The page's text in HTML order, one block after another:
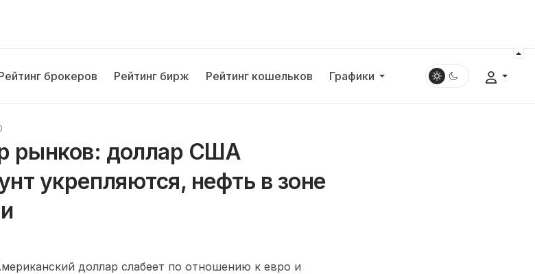
брокеров Рейтинг бирж Рейтинг кошельков Графики
рынков: доллар США
укрепляются, нефть в зоне
доллар слабеет по отношению к евро и